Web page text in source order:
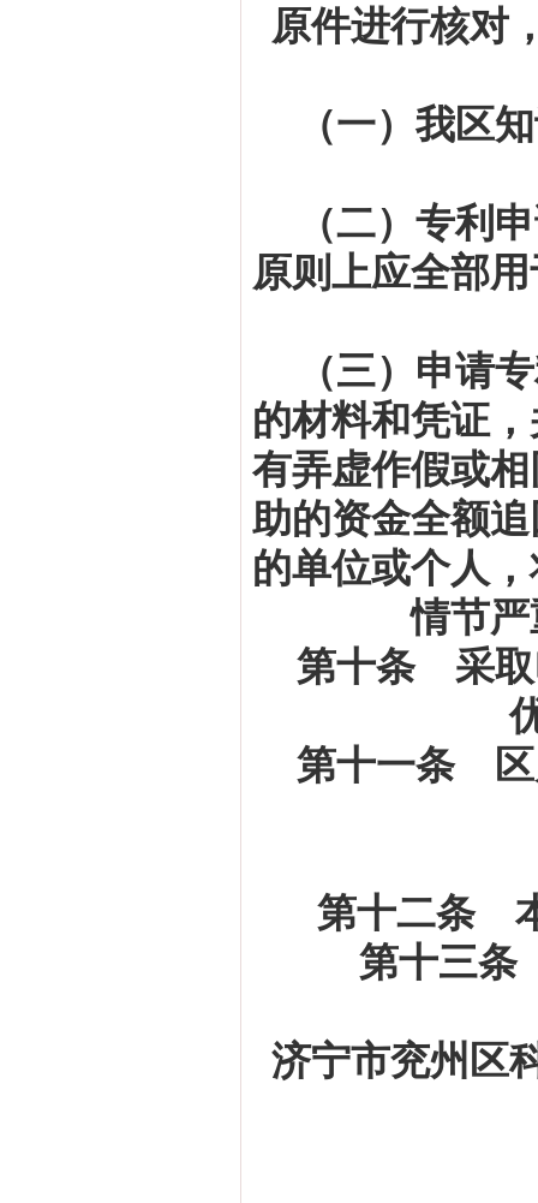
原件进行核对
（一）我区
（二）专利
原则上应全部
（三）申请
的材料和凭证
有弄虚作假或
助的资金全额
的单位或个人
情节
第十条 采取
第十一条 区
第十二条
第十三
济宁市兖州区